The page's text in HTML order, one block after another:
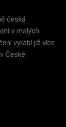
česká
v malých
vyrábí již více
České